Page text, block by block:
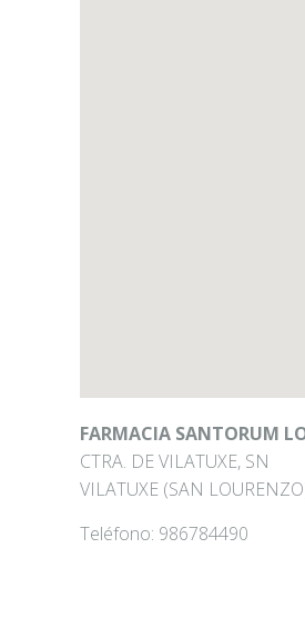
FARMACIA SANTORUM
CTRA. DE VILATUXE, SN
VILATUXE (SAN
Teléfono: 986784490